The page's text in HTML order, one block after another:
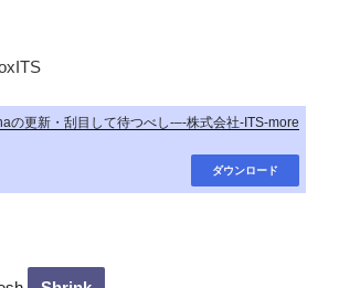
の更新・刮目して待つべし-–-株式会社-ITS-more
ダウンロード